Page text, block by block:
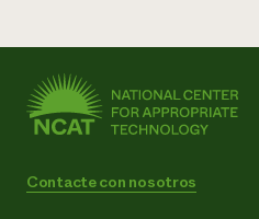
Contacte con nosotros